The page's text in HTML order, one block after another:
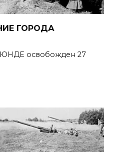
ГОРОДА
освобожден 27